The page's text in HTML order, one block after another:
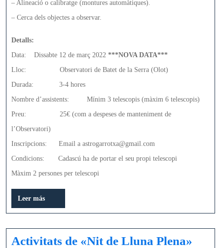
– Alineació o calibratge (montures automàtiques).
– Cerca dels objectes a observar.
Detalls:
Data: Dissabte 12 de març 2022 ***NOVA DATA***
Lloc: Observatori de Batet de la Serra (Olot)
Durada: 3-4 hores
Nombre d’assistents: Mínim 3 telescopis (màxim 6 telescopis)
Preu: 25€ (com a despeses de manteniment de
l’Observatori)
Inscripcions: Email a astrogarrotxa@gmail.com
Condicions: Cadascú ha de portar el seu propi telescopi
Màxim 2 persones per telescopi
Leer más
más
Activitats de «Nit de Lluna Plena»